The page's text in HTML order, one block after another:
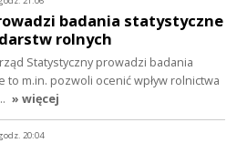
badania statystyczne
rolnych
Statystyczny prowadzi badania
to m.in. pozwoli ocenić wpływ rolnictwa
» więcej
20:04